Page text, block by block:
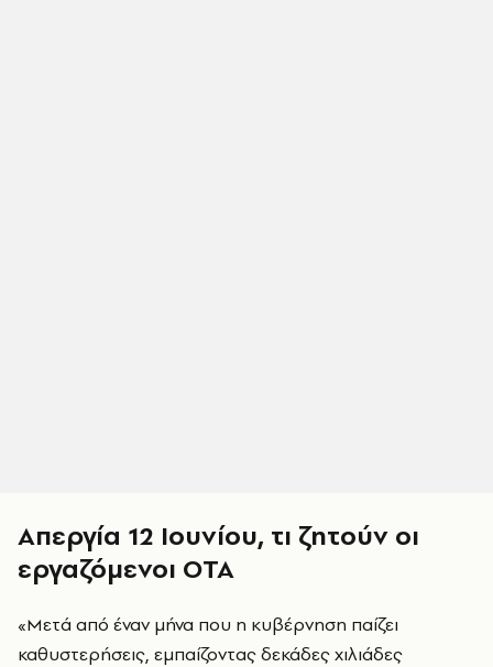
Απεργία 12 Ιουνίου, τι ζητούν οι
εργαζόμενοι ΟΤΑ
«Μετά από έναν μήνα που η κυβέρνηση παίζει
καθυστερήσεις, εμπαίζοντας δεκάδες χιλιάδες